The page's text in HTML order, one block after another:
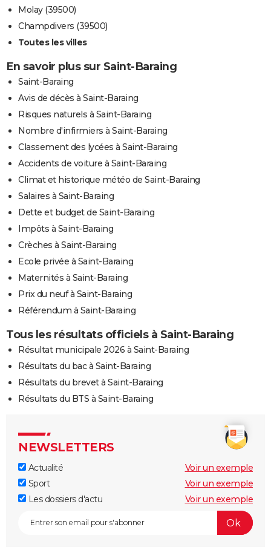
Molay (39500)
Champdivers (39500)
Toutes les villes
En savoir plus sur Saint-Baraing
Saint-Baraing
Avis de décès à Saint-Baraing
Risques naturels à Saint-Baraing
Nombre d'infirmiers à Saint-Baraing
Classement des lycées à Saint-Baraing
Accidents de voiture à Saint-Baraing
Climat et historique météo de Saint-Baraing
Salaires à Saint-Baraing
Dette et budget de Saint-Baraing
Impôts à Saint-Baraing
Crèches à Saint-Baraing
Ecole privée à Saint-Baraing
Maternités à Saint-Baraing
Prix du neuf à Saint-Baraing
Référendum à Saint-Baraing
Tous les résultats officiels à Saint-Baraing
Résultat municipale 2026 à Saint-Baraing
Résultats du bac à Saint-Baraing
Résultats du brevet à Saint-Baraing
Résultats du BTS à Saint-Baraing
NEWSLETTERS
Actualité
Voir un exemple
Sport
Voir un exemple
Les dossiers d'actu
Voir un exemple